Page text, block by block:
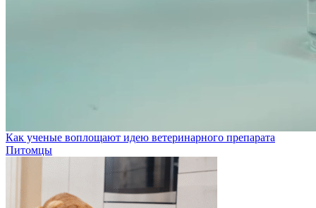
Как ученые воплощают идею ветеринарного препарата
Питомцы